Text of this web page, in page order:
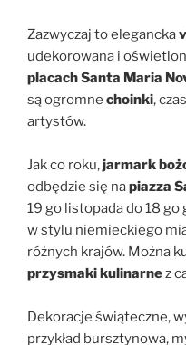
Zazwyczaj to elegancka
udekorowana i
placach Santa Maria
są ogromne choinki,
artystów.
Jak co roku,jarmark
odbędzie się napiazza
19 go listopada do 18
w stylu niemieckiego
różnych krajów. Można
przysmaki kulinarnez
Dekoracje świąteczne,
przykład bursztynowa,